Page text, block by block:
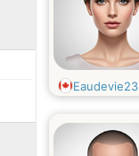
Eaudevie23